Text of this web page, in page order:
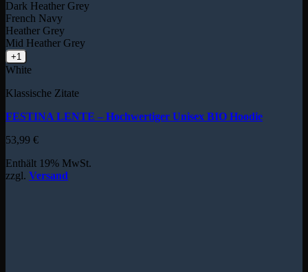
Dark Heather Grey
French Navy
Heather Grey
Mid Heather Grey
+1
White
Klassische Zitate
FESTINA LENTE – Hochwertiger Unisex BIO Hoodie
53,99 €
Enthält 19% MwSt.
zzgl. Versand